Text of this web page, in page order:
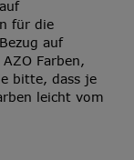
für die
auf
Farben,
bitte, dass je
leicht vom